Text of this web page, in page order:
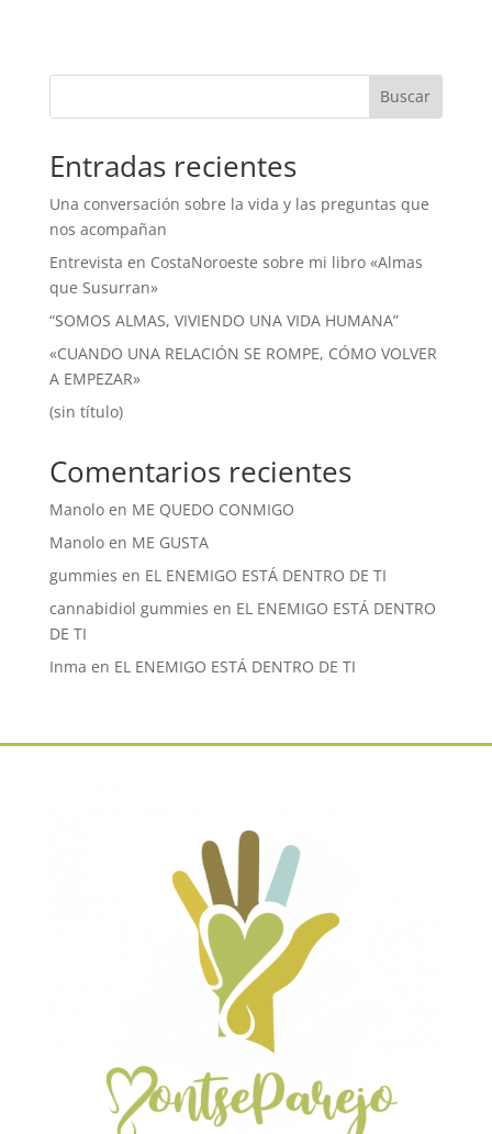
Buscar
Entradas recientes
Una conversación sobre la vida y las preguntas que
nos acompañan
Entrevista en CostaNoroeste sobre mi libro «Almas
que Susurran»
“SOMOS ALMAS, VIVIENDO UNA VIDA HUMANA”
«CUANDO UNA RELACIÓN SE ROMPE, CÓMO VOLVER
A EMPEZAR»
(sin título)
Comentarios recientes
Manoloen ME QUEDO CONMIGO
Manoloen ME GUSTA
gummies en EL ENEMIGO ESTÁ DENTRO DE TI
cannabidiol gummies en EL ENEMIGO ESTÁ DENTRO
DE TI
Inma en EL ENEMIGO ESTÁ DENTRO DE TI